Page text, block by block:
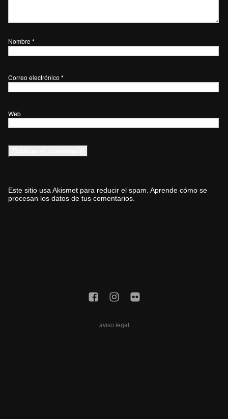
Nombre *
Correo electrónico *
Web
Este sitio usa Akismet para reducir el spam. Aprende cómo se
procesan los datos de tus comentarios.
aviso legal